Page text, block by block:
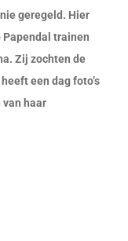
geregeld. Hier
trainen
Zij zochten de
een dag foto’s
van haar